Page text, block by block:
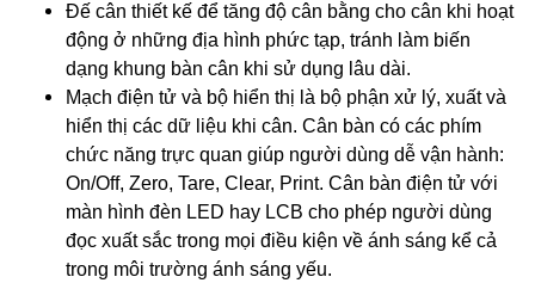
Đế cân thiết kế để tăng độ cân bằng cho cân khi hoạt
động ở những địa hình phức tạp, tránh làm biến
dạng khung bàn cân khi sử dụng lâu dài.
Mạch điện tử và bộ hiển thị là bộ phận xử lý, xuất và
hiển thị các dữ liệu khi cân. Cân bàn có các phím
chức năng trực quan giúp người dùng dễ vận hành:
On/Off, Zero, Tare, Clear, Print. Cân bàn điện tử với
màn hình đèn LED hay LCB cho phép người dùng
đọc xuất sắc trong mọi điều kiện về ánh sáng kể cả
trong môi trường ánh sáng yếu.